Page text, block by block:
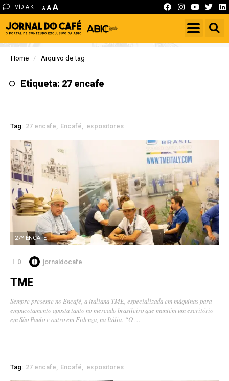
MÍDIA KIT A A A
Home Arquivo de tag
Etiqueta: 27 encafe
Tag: 27 encafe Encafé expositores
27º ENCAFÉ
0 jornaldocafe
TME
Sempre presente no Encafé, a italiana TME, especializada em máquinas para
empacotamento aposta tanto no mercado brasileiro que mantém um escritório
em São Paulo e outro em Fidenza, na Itália. “O …
Tag: 27 encafe Encafé expositores